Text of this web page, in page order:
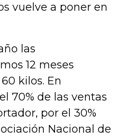
vuelve a poner en
las
12 meses
kilos. En
70% de las ventas
por el 30%
Nacional de